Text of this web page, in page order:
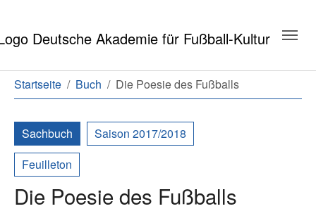
Sie sind hier:
Startseite Buch Die Poesie des Fußballs
Sachbuch
Saison 2017/2018
Feuilleton
Die Poesie des Fußballs